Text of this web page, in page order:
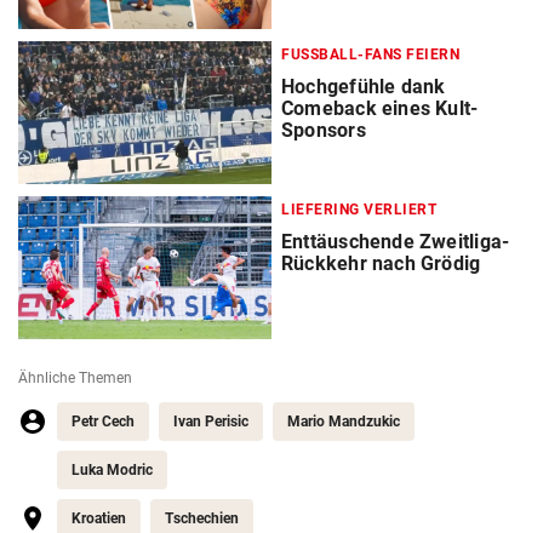
FUSSBALL-FANS FEIERN
Hochgefühle dank
Comeback eines Kult-
Sponsors
LIEFERING VERLIERT
Enttäuschende Zweitliga-
Rückkehr nach Grödig
Ähnliche Themen
Petr Cech Ivan Perisic Mario Mandzukic
Luka Modric
Kroatien Tschechien